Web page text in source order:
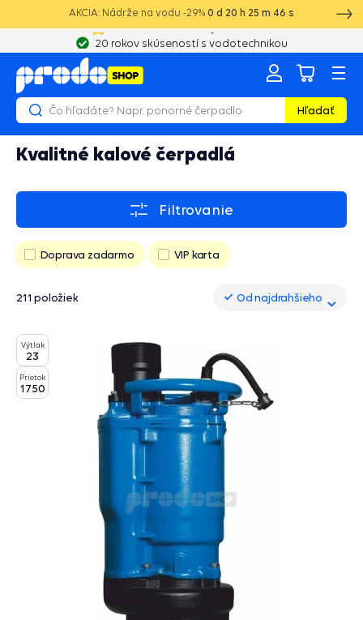
AKCIA: Nádrže na vodu -29% 0 d 20 h 25 m 45 s
20 rokov skúseností s vodotechnikou
Hľadať
Kvalitné kalové čerpadlá
Filtrovanie
Doprava zadarmo VIP karta
211 položiek Od najdrahšieho
Od najdrahšieho
Výtlak
23
Prietok
1750